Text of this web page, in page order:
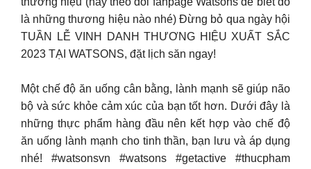
là những thương hiệu nào nhé) Đừng bỏ qua ngày hội
TUẦN LỄ VINH DANH THƯƠNG HIỆU XUẤT SẮC
2023 TẠI WATSONS, đặt lịch săn ngay!
Một chế độ ăn uống cân bằng, lành mạnh sẽ giúp não
bộ và sức khỏe cảm xúc của bạn tốt hơn. Dưới đây là
những thực phẩm hàng đầu nên kết hợp vào chế độ
ăn uống lành mạnh cho tinh thần, bạn lưu và áp dụng
nhé! #watsonsvn #watsons #getactive #thucpham